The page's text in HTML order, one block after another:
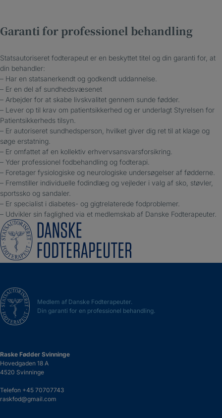
Garanti for professionel behandling
Statsautoriseret fodterapeut er en beskyttet titel og din garanti for, at
din behandler:
– Har en statsanerkendt og godkendt uddannelse.
– Er en del af sundhedsvæsenet
– Arbejder for at skabe livskvalitet gennem sunde fødder.
– Lever op til krav om patientsikkerhed og er underlagt Styrelsen for
Patientsikkerheds tilsyn.
– Er autoriseret sundhedsperson, hvilket giver dig ret til at klage og
søge erstatning.
– Er omfattet af en kollektiv erhvervsansvarsforsikring.
– Yder professionel fodbehandling og fodterapi.
– Foretager fysiologiske og neurologiske undersøgelser af fødderne.
– Fremstiller individuelle fodindlæg og vejleder i valg af sko, støvler,
sportssko og sandaler.
– Er specialist i diabetes- og gigtrelaterede fodproblemer.
– Udvikler sin faglighed via et medlemskab af Danske Fodterapeuter.
Medlem af Danske Fodterapeuter.
Din garanti for en professionel behandling.
Raske Fødder Svinninge
Hovedgaden 18 A
4520 Svinninge
Telefon +45 70707743
raskfod@gmail.com